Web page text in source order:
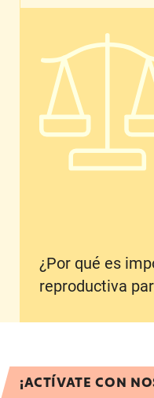
¿Por qué es
reproductiva
¡ACTÍVATE CON